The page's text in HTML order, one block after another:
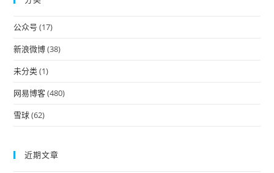
公众号 (17)
新浪微博(38)
未分类(1)
网易博客(480)
雪球(62)
近期文章